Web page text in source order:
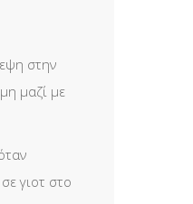
στην
μαζί με
γιοτ στο